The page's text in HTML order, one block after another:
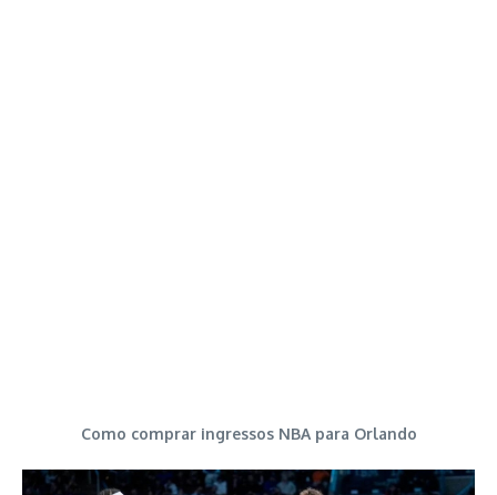
Como comprar ingressos NBA para Orlando